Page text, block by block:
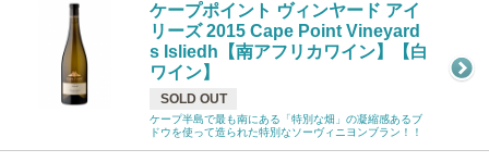
ケープポイント ヴィンヤード アイ
リーズ 2015 Cape Point Vineyard
s Isliedh【南アフリカワイン】【白
ワイン】
SOLD OUT
ケープ半島で最も南にある「特別な畑」の凝縮感あるブ
ドウを使って造られた特別なソーヴィニヨンブラン！！